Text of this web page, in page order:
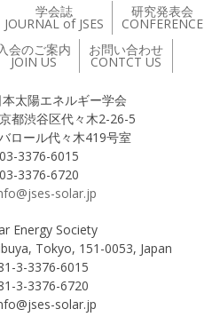
学会誌
JOURNAL of JSES
研究発表会
CONFERENCE
会のご案内
JOIN US
お問い合わせ
CONTCT US
太陽エネルギー学会
都渋谷区代々木2-26-5
々木419号室
3376-6015
3376-6720
solar.jp
Energy Society
Tokyo, 151-0053, Japan
3-3376-6015
3-3376-6720
solar.jp